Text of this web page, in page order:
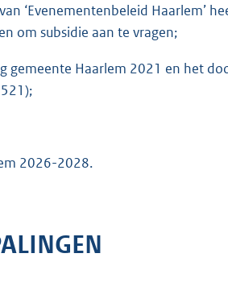
‘Evenementenbeleid Haarlem’
om subsidie aan te vragen;
gemeente Haarlem 2021 en het
2026-2028.